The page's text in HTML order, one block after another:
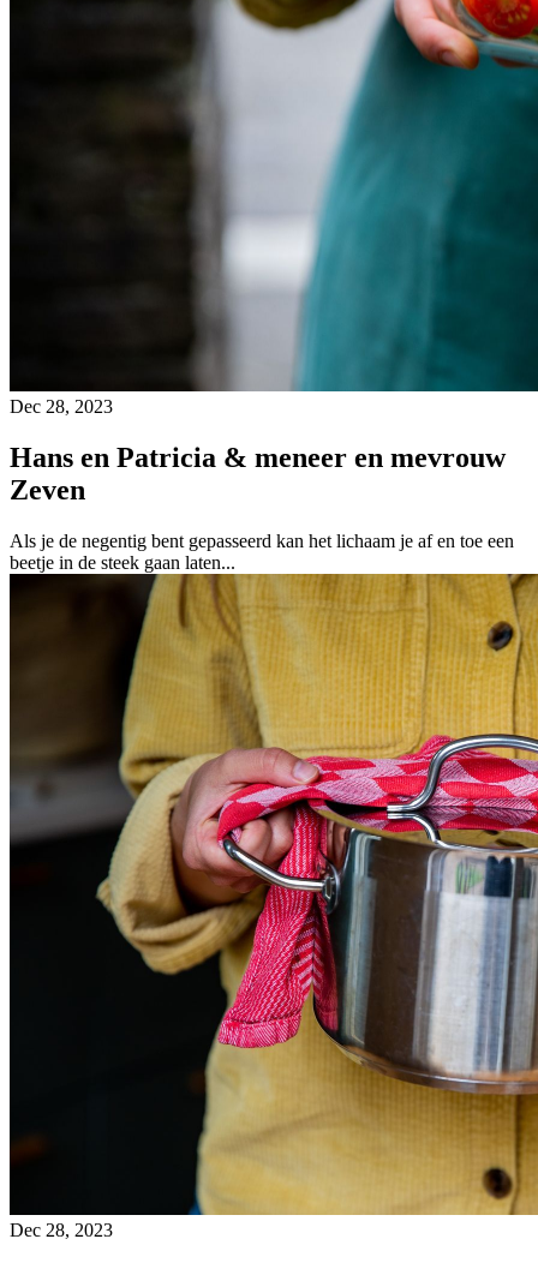
Dec 28, 2023
Hans en Patricia & meneer en mevrouw
Zeven
Als je de negentig bent gepasseerd kan het lichaam je af en toe een
beetje in de steek gaan laten...
Dec 28, 2023